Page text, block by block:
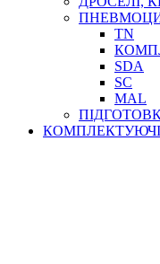
TN
SDA
SC
MAL
КОМПЛЕКТУЮЧІ